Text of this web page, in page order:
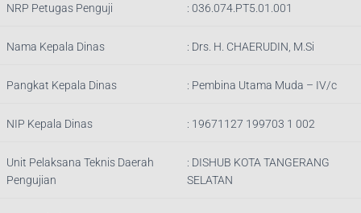
NRP Petugas Penguji : 036.074.PT5.01.001
Nama Kepala Dinas : Drs. H. CHAERUDIN, M.Si
Pangkat Kepala Dinas : Pembina Utama Muda – IV/c
NIP Kepala Dinas : 19671127 199703 1 002
Unit Pelaksana Teknis Daerah
Pengujian
: DISHUB KOTA TANGERANG
SELATAN